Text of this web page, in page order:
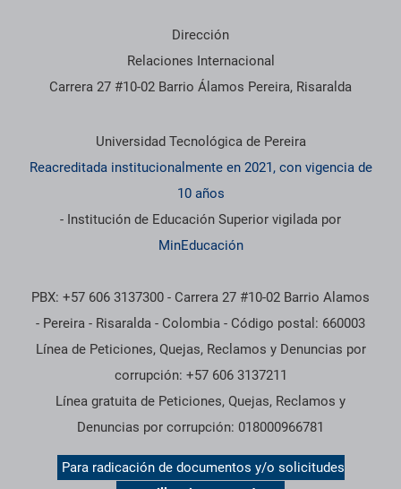
Dirección
Relaciones Internacional
Carrera 27 #10-02 Barrio Álamos Pereira, Risaralda
Información institucional
Universidad Tecnológica de Pereira
Reacreditada institucionalmente en 2021, con vigencia de
10 años
- Institución de Educación Superior vigilada por
MinEducación
PBX: +57 606 3137300 - Carrera 27 #10-02 Barrio Alamos
- Pereira - Risaralda - Colombia - Código postal: 660003
Línea de Peticiones, Quejas, Reclamos y Denuncias por
corrupción: +57 606 3137211
Línea gratuita de Peticiones, Quejas, Reclamos y
Denuncias por corrupción: 018000966781
Para radicación de documentos y/o solicitudes